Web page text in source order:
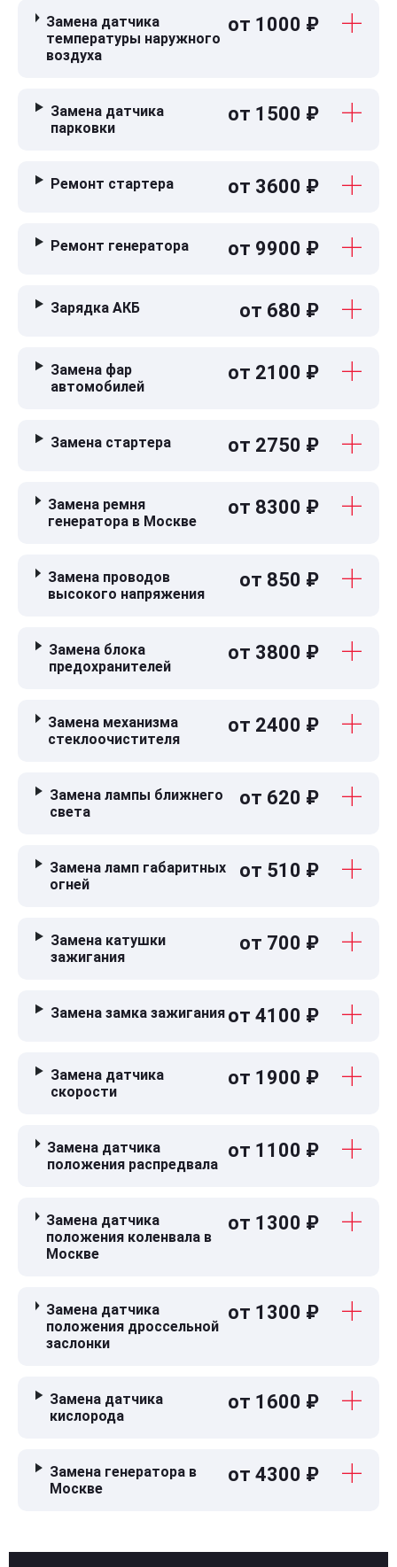
Замена датчика
температуры наружного
воздуха
от 1000 ₽
Замена датчика
парковки
от 1500 ₽
Ремонт стартера от 3600 ₽
Ремонт генератора от 9900 ₽
Зарядка АКБ от 680 ₽
Замена фар
автомобилей
от 2100 ₽
Замена стартера от 2750 ₽
Замена ремня
генератора в Москве
от 8300 ₽
Замена проводов
высокого напряжения
от 850 ₽
Замена блока
предохранителей
от 3800 ₽
Замена механизма
стеклоочистителя
от 2400 ₽
Замена лампы ближнего
света
от 620 ₽
Замена ламп габаритных
огней
от 510 ₽
Замена катушки
зажигания
от 700 ₽
Замена замка зажигания от 4100 ₽
Замена датчика
скорости
от 1900 ₽
Замена датчика
положения распредвала
от 1100 ₽
Замена датчика
положения коленвала в
Москве
от 1300 ₽
Замена датчика
положения дроссельной
заслонки
от 1300 ₽
Замена датчика
кислорода
от 1600 ₽
Замена генератора в
Москве
от 4300 ₽